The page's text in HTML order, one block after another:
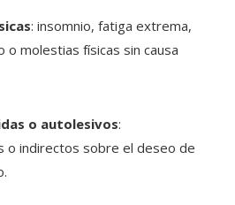
: insomnio, fatiga extrema,
o molestias físicas sin causa
o autolesivos:
o indirectos sobre el deseo de